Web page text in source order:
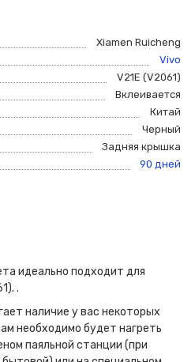
Xiamen Ruicheng
Vivo
V21E (V2061)
Вклеивается
Китай
Черный
Задняя крышка
90 дней
идеально подходит для
.
наличие у вас некоторых
необходимо будет нагреть
паяльной станции (при